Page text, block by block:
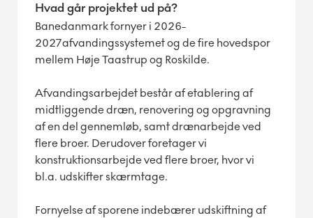
Hvad går projektet ud på?
Banedanmark fornyer i 2026-
2027afvandingssystemet og de fire hovedspor
mellem Høje Taastrup og Roskilde.
Afvandingsarbejdet består af etablering af
midtliggende dræn, renovering og opgravning
af en del gennemløb, samt drænarbejde ved
flere broer. Derudover foretager vi
konstruktionsarbejde ved flere broer, hvor vi
bl.a. udskifter skærmtage.
Fornyelse af sporene indebærer udskiftning af